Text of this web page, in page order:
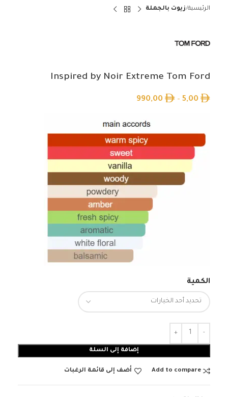
الرئيسية زيوت بالجملة
Inspired by Noir Extreme Tom Ford
5,00
–
990,00
الكمية
إضافة إلى السلة
Add to compare أضف إلى قائمة الرغبات